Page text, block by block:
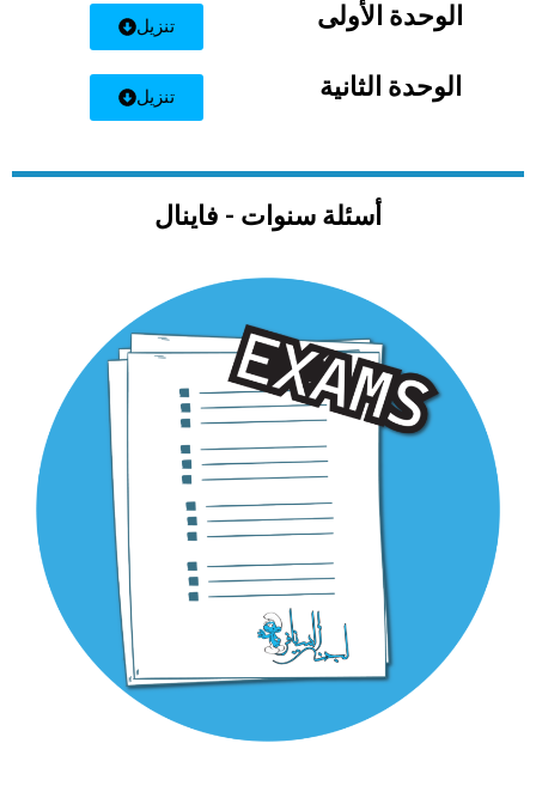
الوحدة الأولى تنزيل
الوحدة الثانية تنزيل
أسئلة سنوات - فاينال